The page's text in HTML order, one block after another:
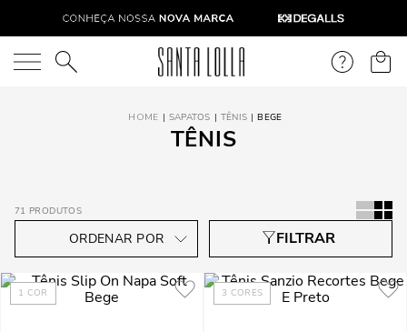
O que você está procurando?
SAPATOS TÊNIS BEGE
TÊNIS
71 PRODUTOS
1 COR 3 CORES